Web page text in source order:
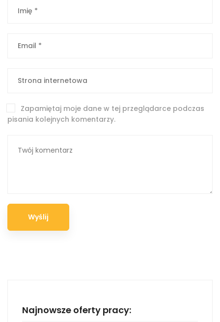
Zapamiętaj moje dane w tej przeglądarce podczas
pisania kolejnych komentarzy.
Najnowsze oferty pracy: